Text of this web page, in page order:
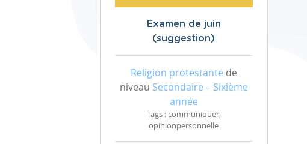
Examen de juin
(suggestion)
Religion protestante de
niveau Secondaire – Sixième
année
Tags : communiquer,
opinionpersonnelle